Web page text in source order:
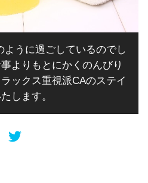
ように過ごしているのでし
よりもとにかくのんびり
ックス重視派CAのステイ
します。